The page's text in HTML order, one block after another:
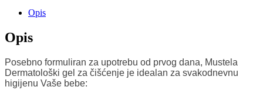
Opis
Opis
Posebno formuliran za upotrebu od prvog dana, Mustela
Dermatološki gel za čišćenje je idealan za svakodnevnu
higijenu Vaše bebe: